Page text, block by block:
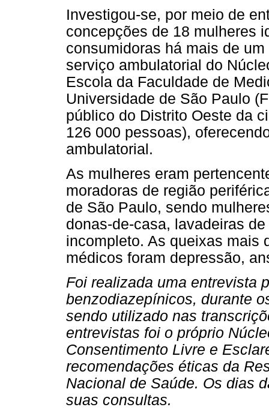
Investigou-se, por meio de
concepções de 18 mulheres
consumidoras há mais de
serviço ambulatorial do
Escola da Faculdade de
Universidade de São Paulo
público do Distrito Oeste da
126 000 pessoas),
ambulatorial.
As mulheres eram
moradoras de região
de São Paulo, sendo
donas-de-casa, lavadeiras
incompleto. As queixas mais
médicos foram depressão,
Foi realizada uma entrevista
benzodiazepínicos, durante
sendo utilizado nas
entrevistas foi o próprio
Consentimento Livre e
recomendações éticas da
Nacional de Saúde. Os dias
suas consultas.